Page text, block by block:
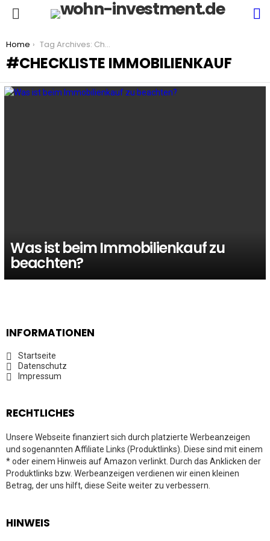
You are here:
Home Tag Archives: Checkliste Immobilienkauf
CHECKLISTE IMMOBILIENKAUF
Was ist beim Immobilienkauf zu
beachten?
INFORMATIONEN
Startseite
Datenschutz
Impressum
RECHTLICHES
Unsere Webseite finanziert sich durch platzierte Werbeanzeigen
und sogenannten Affiliate Links (Produktlinks). Diese sind mit einem
* oder einem Hinweis auf Amazon verlinkt. Durch das Anklicken der
Produktlinks bzw. Werbeanzeigen verdienen wir einen kleinen
Betrag, der uns hilft, diese Seite weiter zu verbessern.
HINWEIS